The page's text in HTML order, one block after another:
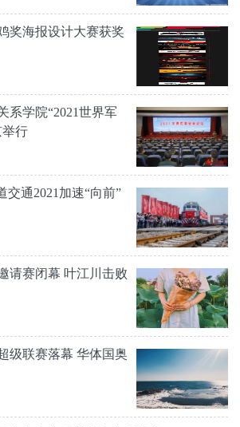
奖海报设计大赛获奖
系学院“2021世界军
举行
交通2021加速“向前”
请赛闭幕 叶江川击败
级联赛落幕 华体国奥